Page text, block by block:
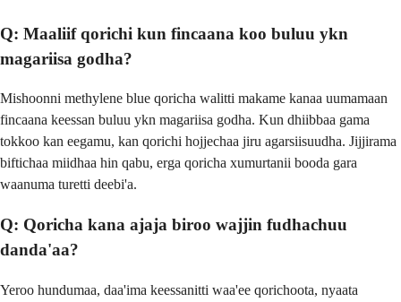
Q: Maaliif qorichi kun fincaana koo buluu ykn
magariisa godha?
Mishoonni methylene blue qoricha walitti makame kanaa uumamaan
fincaana keessan buluu ykn magariisa godha. Kun dhiibbaa gama
tokkoo kan eegamu, kan qorichi hojjechaa jiru agarsiisuudha. Jijjirama
biftichaa miidhaa hin qabu, erga qoricha xumurtanii booda gara
waanuma turetti deebi'a.
Q: Qoricha kana ajaja biroo wajjin fudhachuu
danda'aa?
Yeroo hundumaa, daa'ima keessanitti waa'ee qorichoota, nyaata